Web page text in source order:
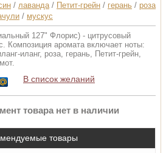
/ лаванда/ Петит-грейн / герань / роза
/ мускус
127" Флорис) - цитрусовый
Композиция аромата включает ноты:
иланг, роза, герань, Петит-грейн,
В список желаний
товара нет в наличии
товары